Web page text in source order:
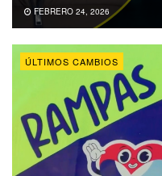
FEBRERO 24, 2026
ÚLTIMOS CAMBIOS